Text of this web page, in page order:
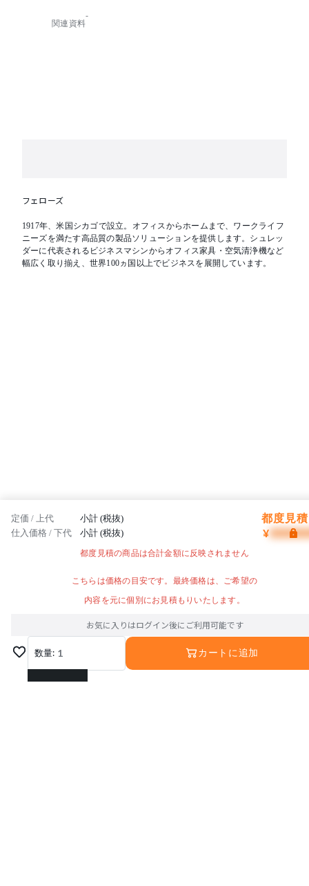
1 最大250枚のA4書類を約8分で自動細断処理
・その他：紙詰まり防止機能、ゴミいっぱいセンサー
・付属品：お試し用のメンテナンスオイル(15ml)1本、
ごみ袋3枚
関連資料
-
フェローズ
1917年、米国シカゴで設立。オフィスからホームまで、ワークライフ
ニーズを満たす高品質の製品ソリューションを提供します。シュレッ
ダーに代表されるビジネスマシンからオフィス家具・空気清浄機など
幅広く取り揃え、世界100ヵ国以上でビジネスを展開しています。
定価 / 上代 小計 (税抜) 都度見
仕入価格 / 下代 小計 (税抜) ¥
都度見積の商品は合計金額に反映されません
こちらは価格の目安です。最終価格は、ご希望の
内容を元に個別にお見積もりいたします。
お気に入りはログイン後にご利用可能です
数量: 1
1
カートに追加